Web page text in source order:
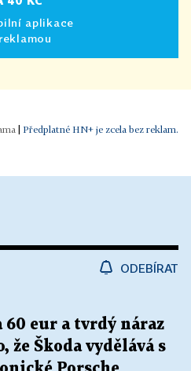
aplikace
Předplatné HN+ je zcela bez reklam.
ODEBÍRAT
60 eur a tvrdý náraz
že Škoda vydělává s